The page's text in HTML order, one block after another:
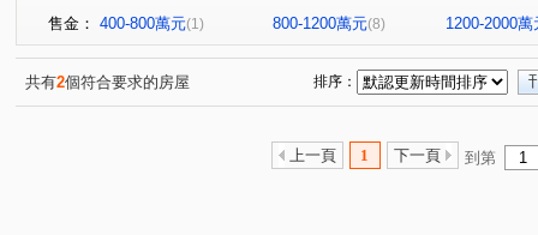
天空之邑(1) 幸福我家二期 (2) 新加坡花園城堡/阿亮的家(1)
黎明華廈(1) 法國愛樂(1) 德安街(1) 芳洲一路(1)
登
文程路(1) 水碓路(1) 明志路三段(2)
芳洲路(1) 芳洲五路(1) 成泰路一段(1) 明德路(1)
成
新五路二段(1) 水碓一路 中央路
售金： 400-800萬元(1) 800-1200萬元(8) 1200-2000萬
共有2個符合要求的房屋 排序：
上一頁 1 下一頁 到第